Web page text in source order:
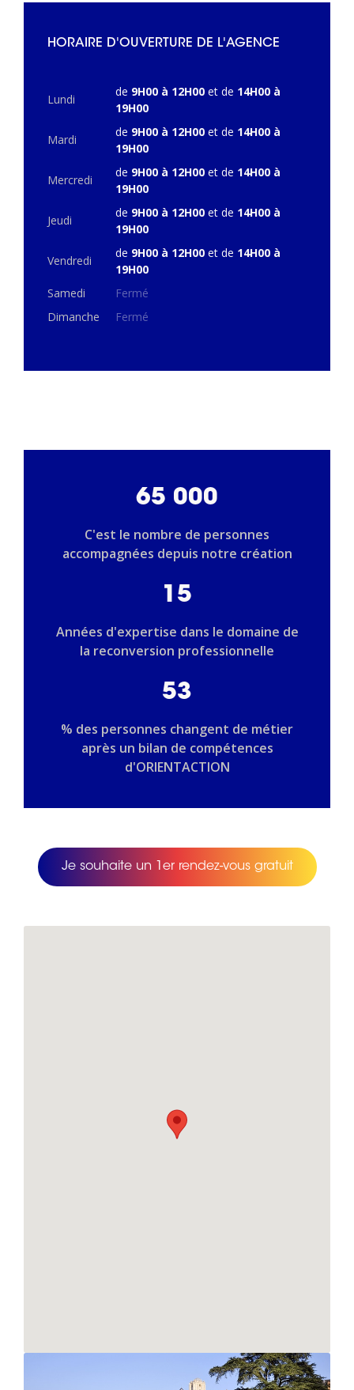
HORAIRE D'OUVERTURE DE L'AGENCE
Lundi
de 9H00 à 12H00 et de 14H00 à
19H00
Mardi
de 9H00 à 12H00 et de 14H00 à
19H00
Mercredi
de 9H00 à 12H00 et de 14H00 à
19H00
Jeudi
de 9H00 à 12H00 et de 14H00 à
19H00
Vendredi
de 9H00 à 12H00 et de 14H00 à
19H00
Samedi
Fermé
Dimanche
Fermé
65 000
C'est le nombre de personnes
accompagnées depuis notre création
15
Années d'expertise dans le domaine de
la reconversion professionnelle
53
% des personnes changent de métier
après un bilan de compétences
d'ORIENTACTION
Je souhaite un 1er rendez-vous gratuit